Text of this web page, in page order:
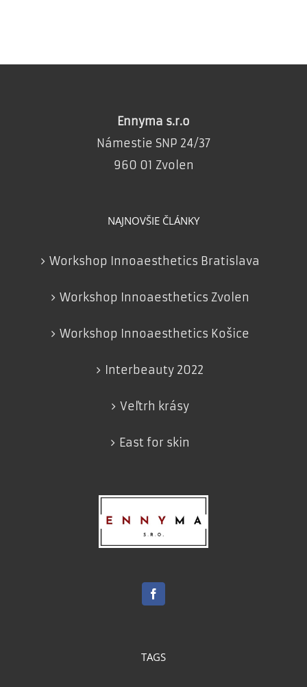
Ennyma s.r.o
Námestie SNP 24/37
960 01 Zvolen
NAJNOVŠIE ČLÁNKY
Workshop Innoaesthetics Bratislava
Workshop Innoaesthetics Zvolen
Workshop Innoaesthetics Košice
Interbeauty 2022
Veľtrh krásy
East for skin
TAGS